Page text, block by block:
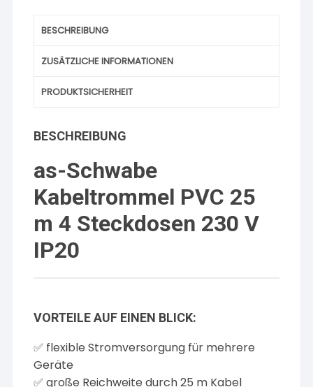
BESCHREIBUNG
ZUSÄTZLICHE INFORMATIONEN
PRODUKTSICHERHEIT
BESCHREIBUNG
as-Schwabe
Kabeltrommel PVC 25
m 4 Steckdosen 230 V
IP20
VORTEILE AUF EINEN BLICK:
✅ flexible Stromversorgung für mehrere
Geräte
✅ große Reichweite durch 25 m Kabel